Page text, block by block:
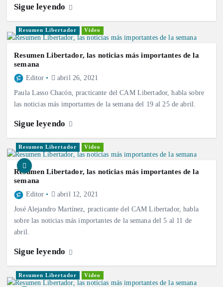
Sigue leyendo
Resumen Libertador Video
Resumen Libertador, las noticias más importantes de la
semana
Editor abril 26, 2021
Paula Lasso Chacón, practicante del CAM Libertador, habla sobre
las noticias más importantes de la semana del 19 al 25 de abril.
Sigue leyendo
Resumen Libertador Video
Resumen Libertador, las noticias más importantes de la
semana
Editor abril 12, 2021
José Alejandro Martínez, practicante del CAM Libertador, habla
sobre las noticias más importantes de la semana del 5 al 11 de
abril.
Sigue leyendo
Resumen Libertador Video